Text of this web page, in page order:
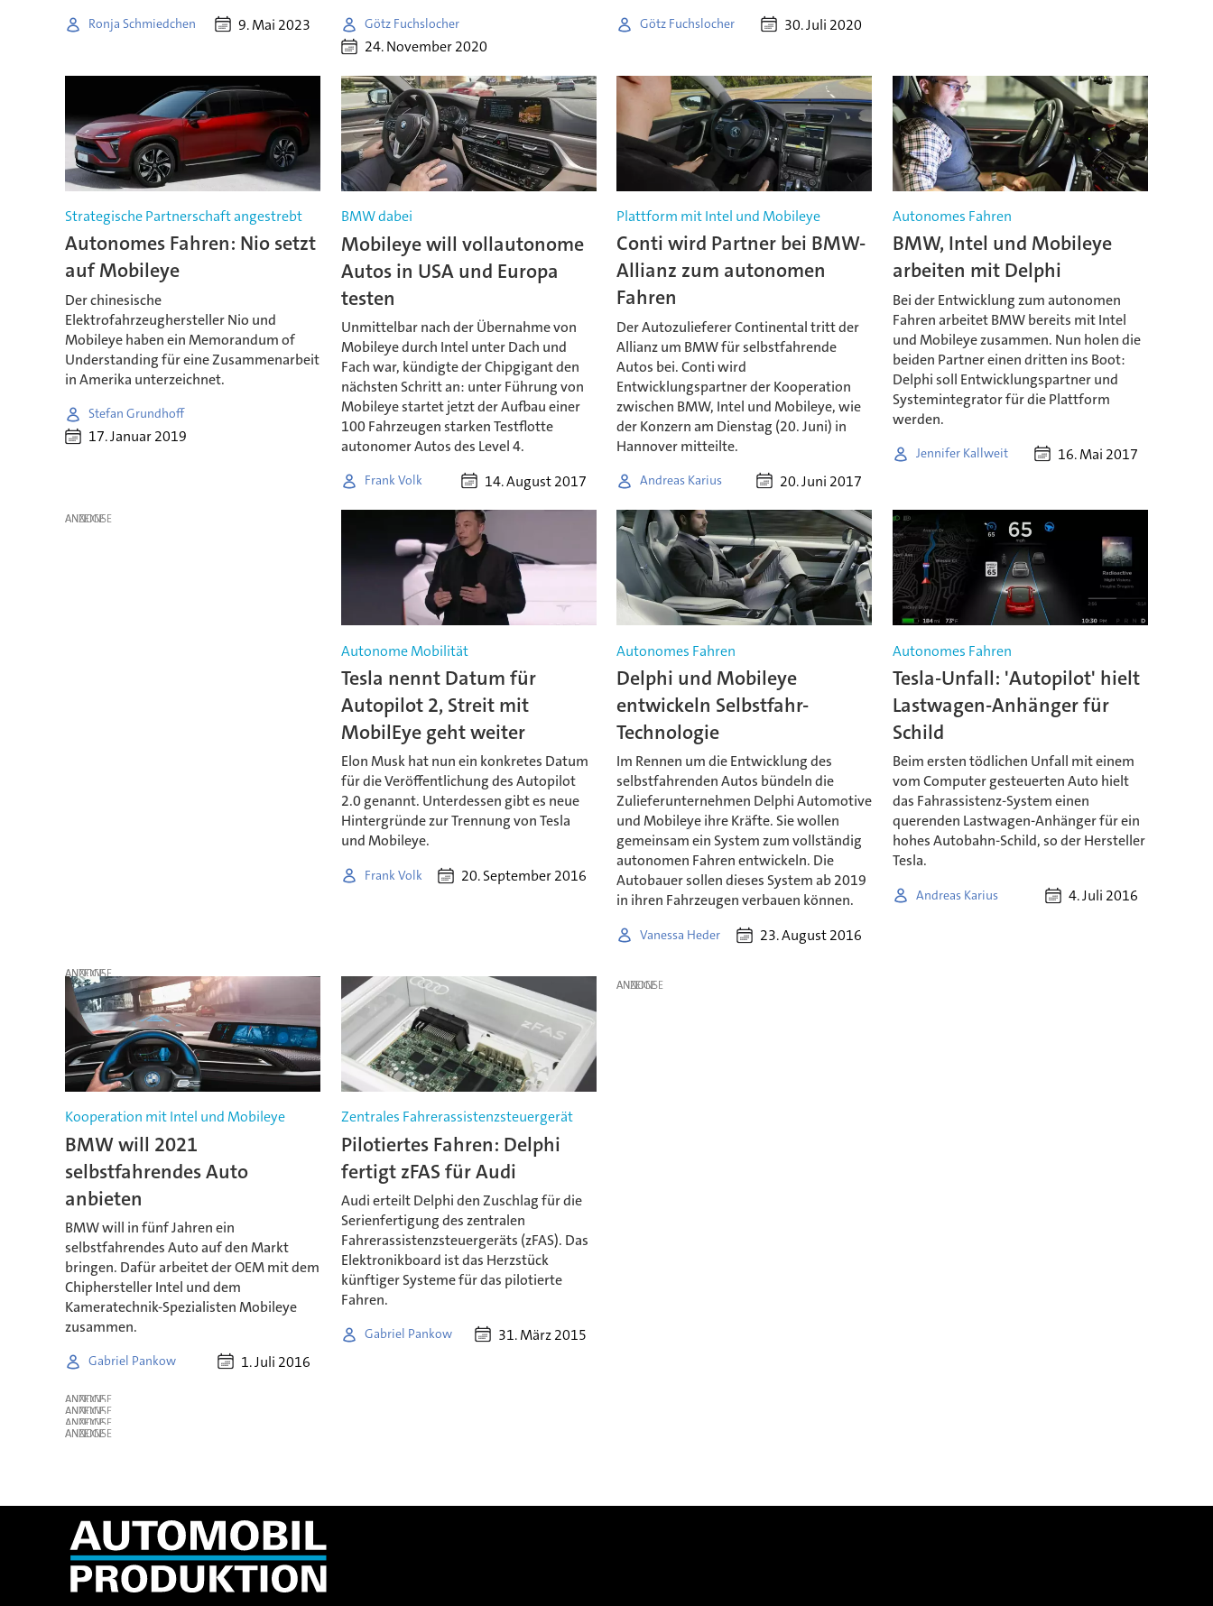
Ronja Schmiedchen 9. Mai 2023 Götz Fuchslocher
24. November 2020
Götz Fuchslocher 30. Juli 2020
Strategische Partnerschaft angestrebt
Autonomes Fahren: Nio setzt
auf Mobileye
Der chinesische
Elektrofahrzeughersteller Nio und
Mobileye haben ein Memorandum of
Understanding für eine Zusammenarbeit
in Amerika unterzeichnet.
Stefan Grundhoff
17. Januar 2019
BMW dabei
Mobileye will vollautonome
Autos in USA und Europa
testen
Unmittelbar nach der Übernahme von
Mobileye durch Intel unter Dach und
Fach war, kündigte der Chipgigant den
nächsten Schritt an: unter Führung von
Mobileye startet jetzt der Aufbau einer
100 Fahrzeugen starken Testflotte
autonomer Autos des Level 4.
Frank Volk 14. August 2017
Plattform mit Intel und Mobileye
Conti wird Partner bei BMW-
Allianz zum autonomen
Fahren
Der Autozulieferer Continental tritt der
Allianz um BMW für selbstfahrende
Autos bei. Conti wird
Entwicklungspartner der Kooperation
zwischen BMW, Intel und Mobileye, wie
der Konzern am Dienstag (20. Juni) in
Hannover mitteilte.
Andreas Karius 20. Juni 2017
Autonomes Fahren
BMW, Intel und Mobileye
arbeiten mit Delphi
Bei der Entwicklung zum autonomen
Fahren arbeitet BMW bereits mit Intel
und Mobileye zusammen. Nun holen die
beiden Partner einen dritten ins Boot:
Delphi soll Entwicklungspartner und
Systemintegrator für die Plattform
werden.
Jennifer Kallweit 16. Mai 2017
ANZEIGE
Autonome Mobilität
Tesla nennt Datum für
Autopilot 2, Streit mit
MobilEye geht weiter
Elon Musk hat nun ein konkretes Datum
für die Veröffentlichung des Autopilot
2.0 genannt. Unterdessen gibt es neue
Hintergründe zur Trennung von Tesla
und Mobileye.
Frank Volk 20. September 2016
Autonomes Fahren
Delphi und Mobileye
entwickeln Selbstfahr-
Technologie
Im Rennen um die Entwicklung des
selbstfahrenden Autos bündeln die
Zulieferunternehmen Delphi Automotive
und Mobileye ihre Kräfte. Sie wollen
gemeinsam ein System zum vollständig
autonomen Fahren entwickeln. Die
Autobauer sollen dieses System ab 2019
in ihren Fahrzeugen verbauen können.
Vanessa Heder 23. August 2016
Autonomes Fahren
Tesla-Unfall: 'Autopilot' hielt
Lastwagen-Anhänger für
Schild
Beim ersten tödlichen Unfall mit einem
vom Computer gesteuerten Auto hielt
das Fahrassistenz-System einen
querenden Lastwagen-Anhänger für ein
hohes Autobahn-Schild, so der Hersteller
Tesla.
Andreas Karius 4. Juli 2016
ANZEIGE
Kooperation mit Intel und Mobileye
BMW will 2021
selbstfahrendes Auto
anbieten
BMW will in fünf Jahren ein
selbstfahrendes Auto auf den Markt
bringen. Dafür arbeitet der OEM mit dem
Chiphersteller Intel und dem
Kameratechnik-Spezialisten Mobileye
zusammen.
Gabriel Pankow 1. Juli 2016
Zentrales Fahrerassistenzsteuergerät
Pilotiertes Fahren: Delphi
fertigt zFAS für Audi
Audi erteilt Delphi den Zuschlag für die
Serienfertigung des zentralen
Fahrerassistenzsteuergeräts (zFAS). Das
Elektronikboard ist das Herzstück
künftiger Systeme für das pilotierte
Fahren.
Gabriel Pankow 31. März 2015
ANZEIGE
ANZEIGE
ANZEIGE
ANZEIGE
ANZEIGE